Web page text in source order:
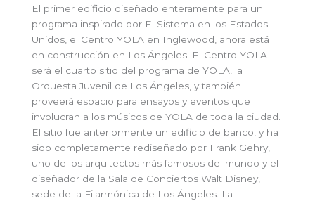
El primer edificio diseñado enteramente para un
programa inspirado por El Sistema en los Estados
Unidos, el Centro YOLA en Inglewood, ahora está
en construcción en Los Ángeles. El Centro YOLA
será el cuarto sitio del programa de YOLA, la
Orquesta Juvenil de Los Ángeles, y también
proveerá espacio para ensayos y eventos que
involucran a los músicos de YOLA de toda la ciudad.
El sitio fue anteriormente un edificio de banco, y ha
sido completamente rediseñado por Frank Gehry,
uno de los arquitectos más famosos del mundo y el
diseñador de la Sala de Conciertos Walt Disney,
sede de la Filarmónica de Los Ángeles. La